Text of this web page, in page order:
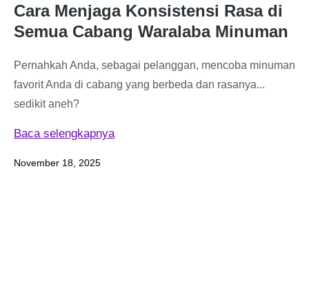
Cara Menjaga Konsistensi Rasa di
Semua Cabang Waralaba Minuman
Pernahkah Anda, sebagai pelanggan, mencoba minuman
favorit Anda di cabang yang berbeda dan rasanya...
sedikit aneh?
Baca selengkapnya
November 18, 2025